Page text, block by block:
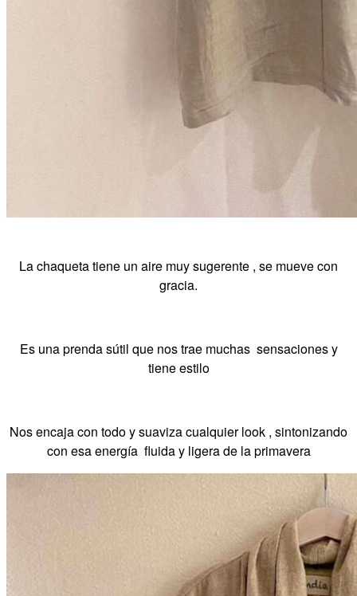
La chaqueta tiene un aire muy sugerente , se mueve con
gracia.
Es una prenda sútil que nos trae muchas sensaciones y
tiene estilo
Nos encaja con todo y suaviza cualquier look , sintonizando
con esa energía fluida y ligera de la primavera